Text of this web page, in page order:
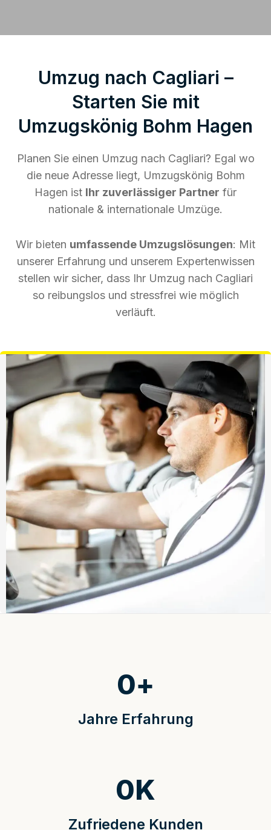
Umzug nach Cagliari –
Starten Sie mit
Umzugskönig Bohm Hagen
Planen Sie einen Umzug nach Cagliari? Egal wo
die neue Adresse liegt, Umzugskönig Bohm
Hagen ist Ihr zuverlässiger Partner für
nationale & internationale Umzüge.
Wir bieten umfassende Umzugslösungen: Mit
unserer Erfahrung und unserem Expertenwissen
stellen wir sicher, dass Ihr Umzug nach Cagliari
so reibungslos und stressfrei wie möglich
verläuft.
Jahre Erfahrung
0+
Zufriedene Kunden
0K